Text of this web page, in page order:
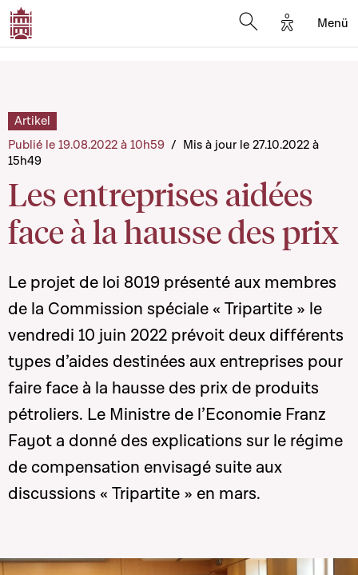
Options
Menü
Les entreprises aidées
face à la hausse des prix
Artikel
Publié le 19.08.2022 à 10h59 / Mis à jour le 27.10.2022 à
15h49
Le projet de loi 8019 présenté aux membres
de la Commission spéciale « Tripartite » le
vendredi 10 juin 2022 prévoit deux différents
types d’aides destinées aux entreprises pour
faire face à la hausse des prix de produits
pétroliers. Le Ministre de l’Economie Franz
Fayot a donné des explications sur le régime
de compensation envisagé suite aux
discussions « Tripartite » en mars.